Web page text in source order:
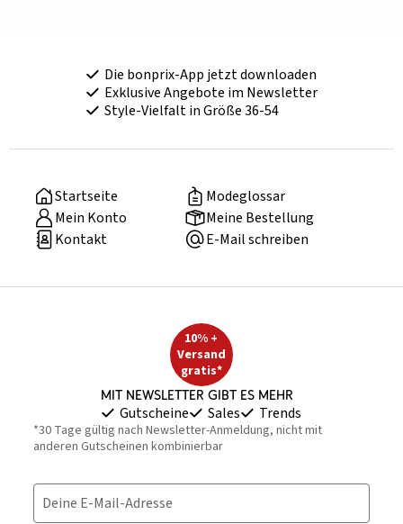
Die bonprix-App jetzt downloaden
Exklusive Angebote im Newsletter
Style-Vielfalt in Größe 36-54
Startseite
Modeglossar
Mein Konto
Meine Bestellung
Kontakt
E-Mail schreiben
10% +
Versand
gratis*
Mit Newsletter gibt es mehr
Gutscheine Sales Trends
*30 Tage gültig nach Newsletter-Anmeldung, nicht mit
anderen Gutscheinen kombinierbar
Deine E-Mail-Adresse